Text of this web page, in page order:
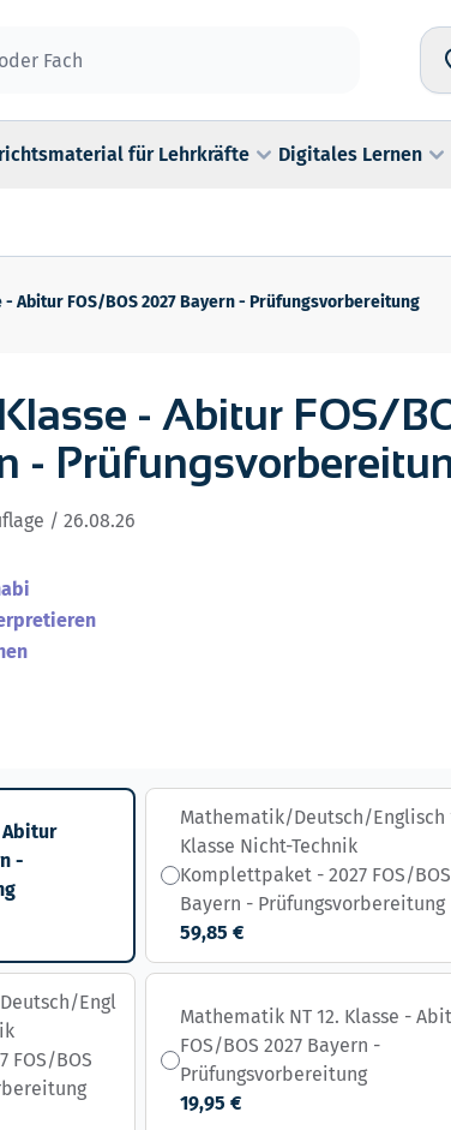
für Lehrkräfte Digitales Lernen
- Abitur FOS/BOS 2027 Bayern - Prüfungsvorbereitung
- Abitur FOS/
-
/ 26.08.26
Abitur
-
Mathematik/Deutsch/Englisch
Klasse Nicht-Technik
Komplettpaket - 2027 FOS/BOS
Bayern - Prüfungsvorbereitung
59,85 €
Engl
FOS/BOS
Mathematik NT 12. Klasse -
FOS/BOS 2027 Bayern -
Prüfungsvorbereitung
19,95 €